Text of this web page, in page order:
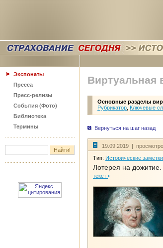
Экспонаты
Пресса
Пресс-релизы
События (Фото)
Библиотека
Термины
Виртуальная
Основные разделы
Рубрикатор Ключевые
Вернуться на шаг назад
19.09.2019 |
Тип: Исторические
Лотерея на дожитие.
текст